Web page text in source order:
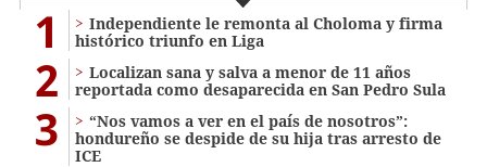
1
Independiente le remonta al Choloma y firma
histórico triunfo en Liga
2
Localizan sana y salva a menor de 11 años
reportada como desaparecida en San Pedro Sula
3
“Nos vamos a ver en el país de nosotros”:
hondureño se despide de su hija tras arresto de
ICE